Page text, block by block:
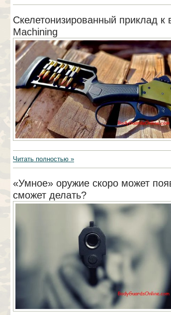
Скелетонизированный приклад к
Machining
Читать полностью »
«Умное» оружие скоро может
сможет делать?